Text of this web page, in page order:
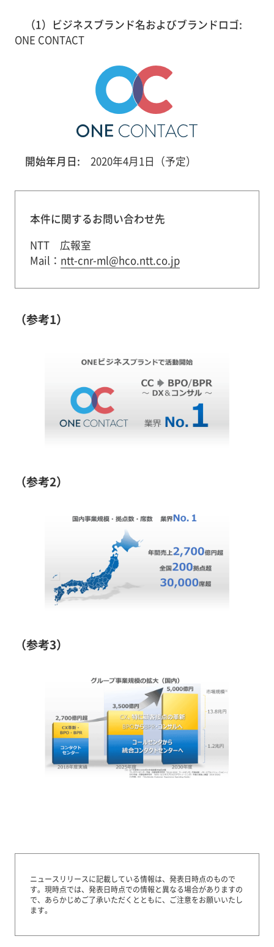
（1）ビジネスブランド名およびブランドロゴ:
ONE CONTACT
開始年月日: 2020年4月1日（予定）
本件に関するお問い合わせ先
NTT 広報室
Mail： ntt-cnr-ml@hco.ntt.co.jp
（参考1）
（参考2）
（参考3）
ニュースリリースに記載している情報は、発表日時点のもので
す。 現時点では、発表日時点での情報と異なる場合がありますの
で、あらかじめご了承いただくとともに、ご注意をお願いいたし
ます。